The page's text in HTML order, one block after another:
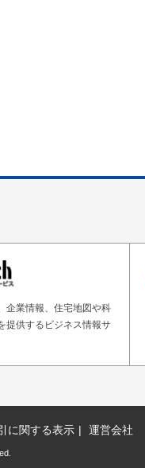
企業情報、住宅地図や科
提供するビジネス情報サ
に関する表示 運営会社